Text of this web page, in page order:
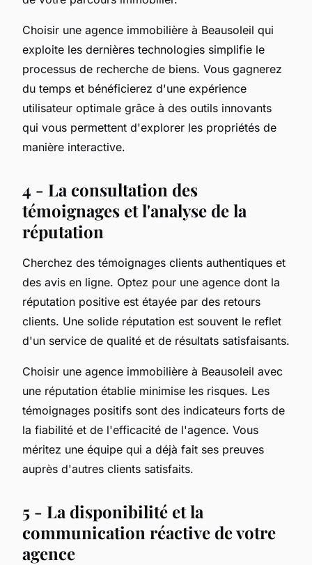
Choisir une agence immobilière à Beausoleil qui
exploite les dernières technologies simplifie le
processus de recherche de biens. Vous gagnerez
du temps et bénéficierez d'une expérience
utilisateur optimale grâce à des outils innovants
qui vous permettent d'explorer les propriétés de
manière interactive.
4 - La consultation des
témoignages et l'analyse de la
réputation
Cherchez des témoignages clients authentiques et
des avis en ligne. Optez pour une agence dont la
réputation positive est étayée par des retours
clients. Une solide réputation est souvent le reflet
d'un service de qualité et de résultats satisfaisants.
Choisir une agence immobilière à Beausoleil avec
une réputation établie minimise les risques. Les
témoignages positifs sont des indicateurs forts de
la fiabilité et de l'efficacité de l'agence. Vous
méritez une équipe qui a déjà fait ses preuves
auprès d'autres clients satisfaits.
5 - La disponibilité et la
communication réactive de votre
agence